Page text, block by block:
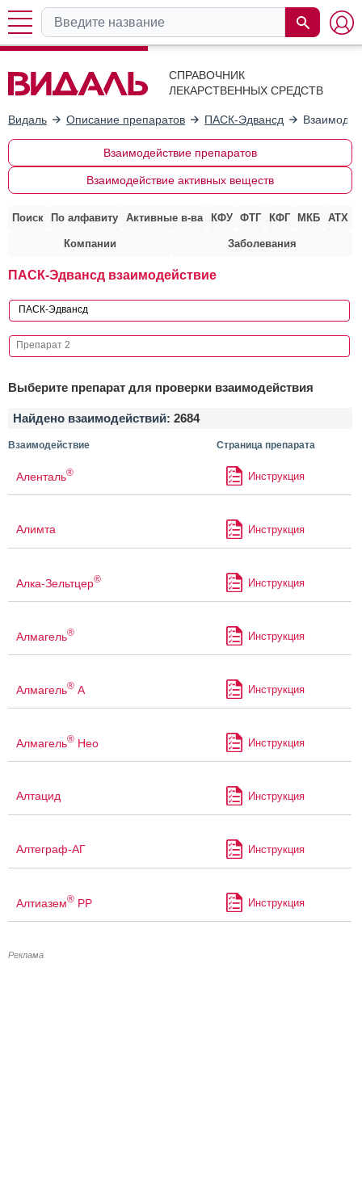
СПРАВОЧНИК
ЛЕКАРСТВЕННЫХ СРЕДСТВ
Видаль Описание препаратов ПАСК-Эдвансд
Взаимодействие препаратов
Взаимодействие активных веществ
Поиск По алфавиту Активные в-ва КФУ ФТГ КФГ МКБ АТХ
Компании Заболевания
ПАСК-Эдвансд взаимодействие
Выберите препарат для проверки взаимодействия
Найдено взаимодействий: 2684
Взаимодействие Страница препарата
Аленталь® Инструкция
Алимта Инструкция
Алка-Зельтцер® Инструкция
Алмагель® Инструкция
Алмагель® А Инструкция
Алмагель® Нео Инструкция
Алтацид Инструкция
Алтеграф-АГ Инструкция
Алтиазем® РР Инструкция
Реклама